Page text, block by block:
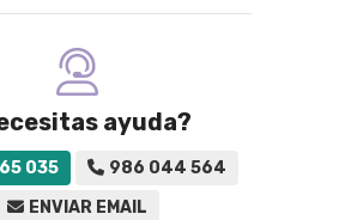
ayuda?
035
986 044 564
ENVIAR EMAIL